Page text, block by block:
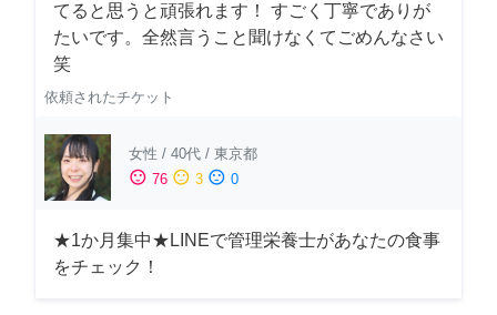
てると思うと頑張れます！ すごく丁寧でありが
たいです。全然言うこと聞けなくてごめんなさい
笑
依頼されたチケット
女性 / 40代 / 東京都
sentiment_satisfied 76 sentiment_neutral 3 sentiment_dissatisfied 0
★1か月集中★LINEで管理栄養士があなたの食事
をチェック！